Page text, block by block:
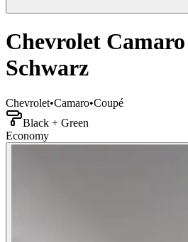
Chevrolet
Schwarz
Chevrolet•Camaro•Coupé
Black + Green
Economy